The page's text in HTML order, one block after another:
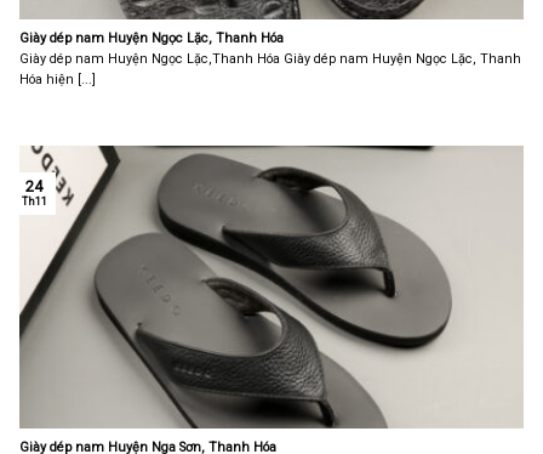
Giày dép nam Huyện Ngọc Lặc, Thanh Hóa
Giày dép nam Huyện Ngọc Lặc,Thanh Hóa Giày dép nam Huyện Ngọc Lặc, Thanh
Hóa hiện [...]
Giày dép nam Huyện Nga Sơn, Thanh Hóa
24
Th11